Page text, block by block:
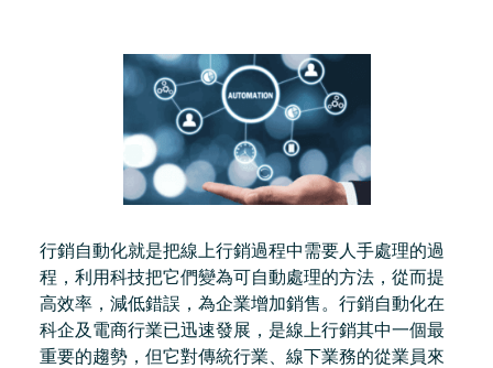
行銷自動化就是把線上行銷過程中需要人手處理的過
程，利用科技把它們變為可自動處理的方法，從而提
高效率，減低錯誤，為企業增加銷售。行銷自動化在
科企及電商行業已迅速發展，是線上行銷其中一個最
重要的趨勢，但它對傳統行業、線下業務的從業員來